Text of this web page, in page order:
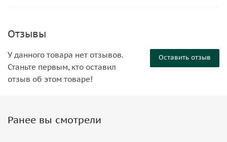
Отзывы
Оставить отзыв
У данного товара нет отзывов.
Станьте первым, кто оставил
отзыв об этом товаре!
Ранее вы смотрели